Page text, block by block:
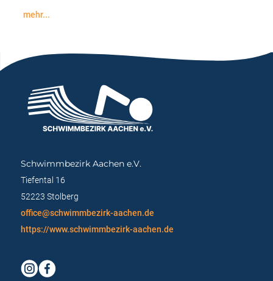
mehr...
Meisterschaften
der
Strecken“
am
06.03.2026
-08.03.2026
in
Schwimmbezirk Aachen e.V.
Tiefental 16
52223 Stolberg
office@schwimmbezirk-aachen.de
https://www.schwimmbezirk-aachen.de